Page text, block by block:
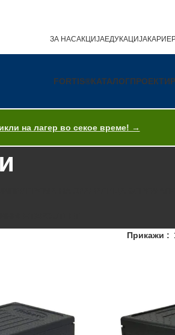
ЗА НАСАКЦИЈАЕДУКАЦИЈА
FORTIS®КАТАЛОГ
на лагер во секое време! →
Прикажи